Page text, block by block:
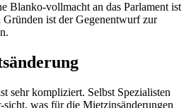
Blanko-vollmacht an das Parlament ist
Gründen ist der Gegenentwurf zur
sehr kompliziert. Selbst Spezialisten
was für die Mietzinsänderungen